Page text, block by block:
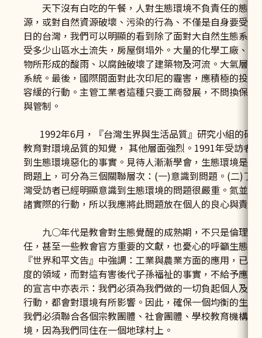
天下沒有白吃的午餐，人對生態環境不負責任的態度
源，或對自然資源破壞、污染的行為、不僅是自身要受
日的台灣，我們可以明顯的看到除了面對大自然生態系
受多少山區水土流失，房屋倒塌外。大量的化學工廠、
物所形成的酸雨、以腐蝕破壞了建築物及河流。大氣層
系統。最後，國際間面對此次印尼的霾害，應積極的投
容緩的行動。主管工業者這種只要工商發展，不問換保
與管制。
1992年6月，『台灣生界與生活品質』研究小組的研
教育對環境品質的知覺， 其他層面強烈。1991年受訪者
到生態環境惡化的事實。見待人漸漸學會，生態環境是
問題上，可分為三個關聯層次：(一)意識到問題。(二)了
灣受訪者已經明顯意識到生態環境的問題很嚴重。氮並
諸實際的行動，所以我應將此問題放在個人的良心與責任
九○年代是教會對生態覺醒的成熟期，不只是倫理神
任，甚至一些教會官方重要的文獻，也憂心的呼籲生態
『世界和平文告』中強調：工業與農業方面的應用，已
度的領域，而對這有害後代子孫福祉的事實，不給予應
的宣言中亦表示：我們必須為我們做的一切負起個人及
行動，都會對環境有所影響。因此，確保一個均衡的生
我們必須聯合各個宗教團體、社會團體、學校教育機構
境，因為我們同住在一個地球村上。